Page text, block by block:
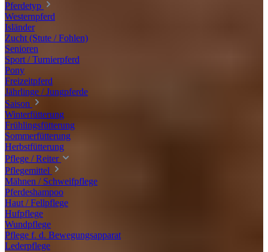
Pferdetyp
Westernpferd
Isländer
Zucht (Stute / Fohlen)
Senioren
Sport / Turnierpferd
Pony
Freizeitpferd
Jährlinge / Jungpferde
Saison
Winterfütterung
Frühlingsfütterung
Sommerfütterung
Herbstfütterung
Pflege / Reiter
Pflegemittel
Mähnen / Schweifpflege
Pferdeshampoo
Haut / Fellpflege
Hufpflege
Wundpflege
Pflege f. d. Bewegungsapparat
Lederpflege